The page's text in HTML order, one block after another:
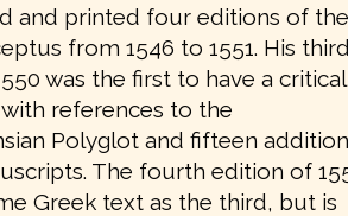
and printed four editions of the
from 1546 to 1551. His third
was the first to have a critical
references to the
Polyglot and fifteen
The fourth edition of
Greek text as the third, but is